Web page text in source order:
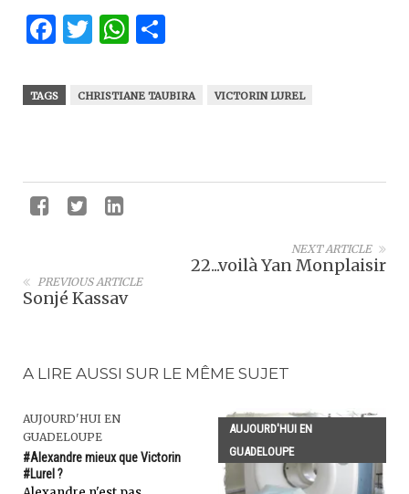
Facebook
Twitter
WhatsApp
TAGS CHRISTIANE TAUBIRA VICTORIN LUREL
NEXT ARTICLE
22...voilà Yan Monplaisir
PREVIOUS ARTICLE
Sonjé Kassav
A LIRE AUSSI SUR LE MÊME SUJET
AUJOURD'HUI EN
GUADELOUPE
#Alexandre mieux que Victorin
#Lurel ?
AUJOURD'HUI EN
GUADELOUPE